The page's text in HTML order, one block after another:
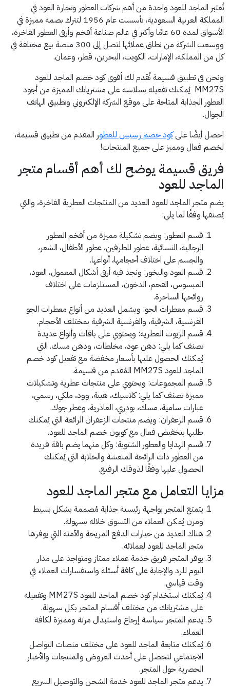
تُعتبر الماجد للعود واحدة من أهم شركات العطور وتجارة العود في
المملكة العربية السعودية، تأسست عام 1956 لتترك بصمة مميزة في
الأسواق لمدة 60 عامًا وأكثر في عالم صناعة أفخم وأرقى العطور الفاخرة،
ووسعت الشركة من نطاق عملائها لتصل إلى 300 منصة بيع مختلفة في
كل من المملكة، الإمارات، الكويت، البحرين، قطر، وعمان.
ونحن في تطبيق قسيمة نُقدم لك أقوى كود خصم الماجد للعود
MM27S يُمكنك تفعيله بسلاسة على مشترياتك المميزة من أجود
العطور الجذابة المتاحة على موقع الشركة الإلكتروني وتطبيق الهاتف
الجوال.
احصل أيضًا علىكود خصم رسيس للعطور المقدم من تطبيق قسيمة،
لخصم فعال ومميز على جميع المنتجات!
فريق قسيمة يوضح لك أهم أقسام متجر
الماجد للعود
يضم متجر الماجد للعود العديد من المنتجات العطرية الفاخرة، والتي
يُصنفها وفقًا لما يلي:
قسم العطور: ويضم تشكيلة مميزة من أفخم العطور
الرجالية، النسائية، عطور للطرفين، عطور الأطفال، الشعر،
والجسم على اختلاف أحجامها، أنواعها.
قسم العود والبخور: ونجد فيه أرقى أشكال المعمول، العود،
المبسوس، الفحم، الدخون، المستلزمات على اختلاف
روائحها الساحرة.
قسم معطرات الجو: ويشمل العديد من أنواع معطرات الجو
الفرنسية، الشرقية، والفرنسية الشرقية بمختلف الأحجام.
قسم الزيوت العطرية: ويحتوي على باقات وأنواع عديدة
تصنف كما يلي: دهن عود، مخلطات، ودهن مسك. التي
يُمكنك الحصول عليها بأسعار مخفضة مع تفعيل كود خصم
الماجد للعود MM27S المُقدم من قسيمة.
قسم المجموعات: ويحتوي على منتجات عطرية وتشكيلات
مميزة تصنف كما يلي: كلاسيك، هيبة، وود، ملكي، رسمي،
عبارات سامية، مسك، بودري، العاذرية، وعطر جوك.
قسم الزعفران: ويضم منتجات الزعفران الرائعة التي يُمكنك
طلبها بتخفيض فعال مع كوبون خصم الماجد للعود.
قسم الهدايا والعطور الشتوية: وكل منهما يضم باقة فريدة
من العطور ذات الرائحة المنعشة والخلابة التي يُمكنك
الحصول عليها وفقًا لذوقك الرفيع.
مزايا التعامل مع متجر الماجد للعود
يتمتع المتجر بواجهة رئيسية جذابة مُصممة بشكل بسيط
ومرن يُمكن العملاء من التسوق خلاله بسهولة.
هناك العديد من خيارات الدفع المريحة والآمنة التي يوفرها
متجر الماجد للعود لعملائه.
يوفر المتجر فريق خدمة عملاء ممتاز ومتواجد على مدار
اليوم للرد والإجابة على كافة أسئلة واستفسارات العملاء في
وقت قياسي.
يُمكنك استخدام كود خصم الماجد للعود MM27S وتفعيله
على مشترياتك من مختلف أقسام المتجر بكل سهولة.
يدعم المتجر سياسة إرجاع واستبدال مرنة ومميزة لكافة
العملاء.
يُمكنك متابعة الماجد للعود على مختلف منصات التواصل
الاجتماعي لتحصل على أحدث العروض والمنتجات والأخبار
الحصرية حول المتجر.
يدعم متجر الماجد للعود خدمة الشحن والتوصيل السريع